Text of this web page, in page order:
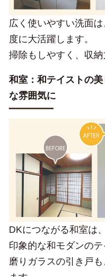
広く使いやすい洗面
度に大活躍します。
掃除もしやすく、収納
和室：和テイストの
な雰囲気に
DKにつながる和室は
印象的な和モダンのテ
磨りガラスの引き戸